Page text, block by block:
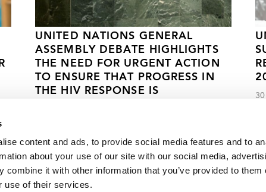
content and ads, to provide social media features and to
about your use of our site with our social media,
combine it with other information that you’ve provided to them
use of their services.
UNITED NATIONS GENERAL
ASSEMBLY DEBATE HIGHLIGHTS
THE NEED FOR URGENT ACTION
TO ENSURE THAT PROGRESS IN
THE HIV RESPONSE IS
contra el VIH para 2020